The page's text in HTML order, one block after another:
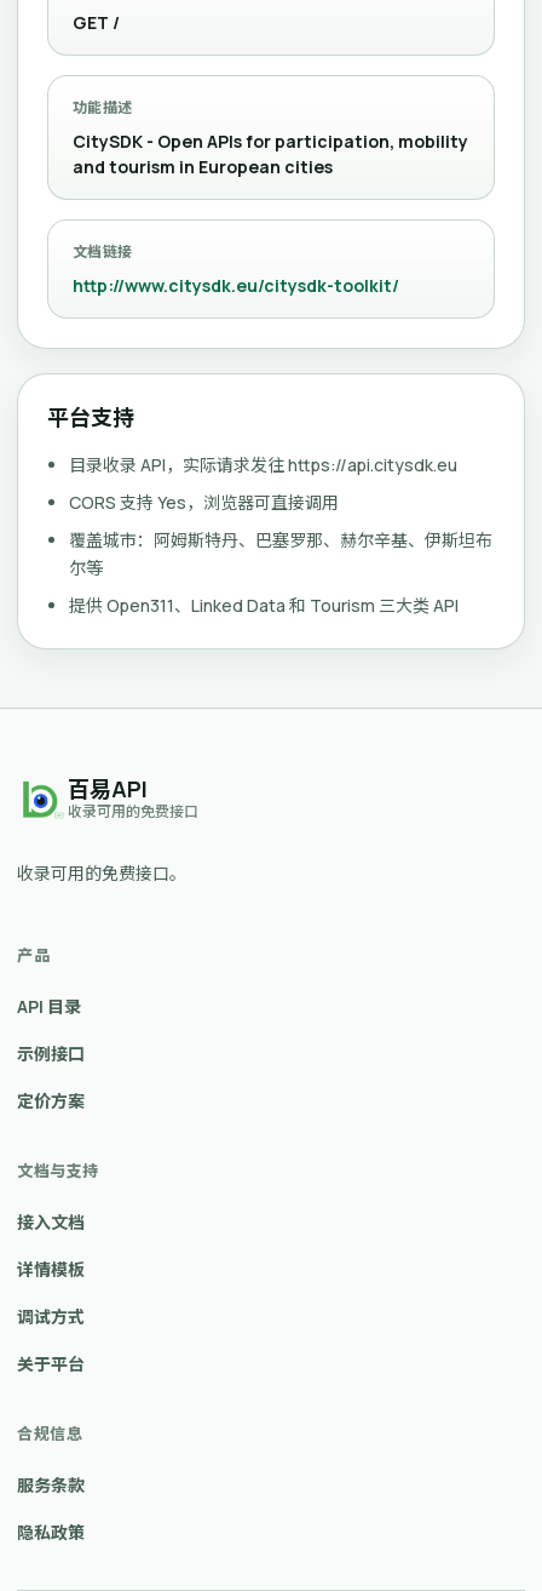
GET /
功能描述
CitySDK - Open APIs for participation, mobility
and tourism in European cities
文档链接
http://www.citysdk.eu/citysdk-toolkit/
平台支持
目录收录 API，实际请求发往 https://api.citysdk.eu
CORS 支持 Yes，浏览器可直接调用
覆盖城市：阿姆斯特丹、巴塞罗那、赫尔辛基、伊斯坦布
尔等
提供 Open311、Linked Data 和 Tourism 三大类 API
百易API
收录可用的免费接口
收录可用的免费接口。
产品
API 目录
示例接口
定价方案
文档与支持
接入文档
详情模板
调试方式
关于平台
合规信息
服务条款
隐私政策